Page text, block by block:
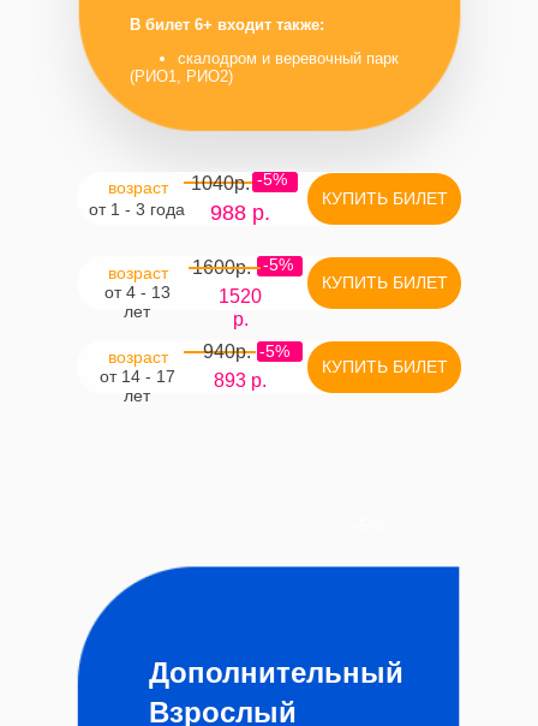
КУПИТЬ БИЛЕТ
возраст
988 р.
от 1 - 3 года
КУПИТЬ БИЛЕТ
1600р.
возраст
1520
р.
от 4 - 13
лет
-5%
КУПИТЬ БИЛЕТ
возраст
893 р.
от 14 - 17
лет
-5%
В билет 6+ входит также:
скалодром и веревочный парк
(РИО1, РИО2)
940р.
Дополнительный
Взрослый
1040р. -5%